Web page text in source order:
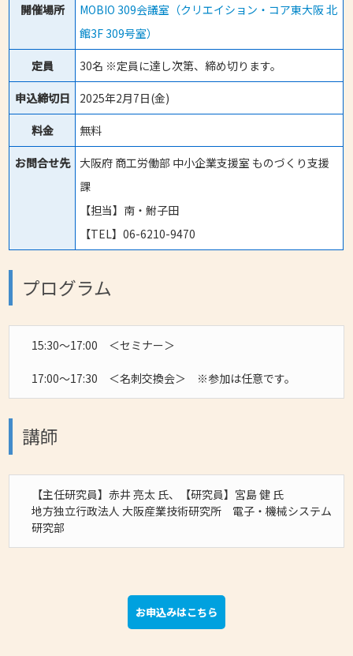
開催場所
MOBIO 309会議室（クリエイション・コア東大阪 北
館3F 309号室）
定員 30名 ※定員に達し次第、締め切ります。
申込締切日 2025年2月7日(金)
料金 無料
お問合せ先
大阪府 商工労働部 中小企業支援室 ものづくり支援
課
【担当】南・鮒子田
【TEL】06-6210-9470
プログラム
15:30～17:00 ＜セミナー＞
17:00～17:30 ＜名刺交換会＞ ※参加は任意です。
講師
【主任研究員】赤井 亮太 氏、【研究員】宮島 健 氏
地方独立行政法人 大阪産業技術研究所 電子・機械システム
研究部
お申込みはこちら